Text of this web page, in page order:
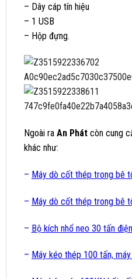
– Dây cáp tín hiệu
– 1 USB
– Hộp đựng.
Ngoài ra An Phátcòn cung
khác như:
– Máy dò cốt thép trong bê
– Máy dò cốt thép trong bê
– Bộ kích nhổ neo 30 tấn
– Máy kéo thép 100 tấn,